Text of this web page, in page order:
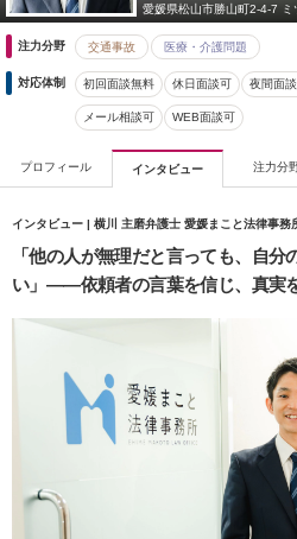
愛媛県松山市勝山町2-4-7
注力分野 交通事故 医療・介護問題
対応体制 初回面談無料 休日面談可 夜間面
メール相談可 WEB面談可
プロフィール インタビュー 注力分
インタビュー | 横川 主磨弁護士 愛媛まこと法律事務
「他の人が無理だと言っても、自
い」——依頼者の言葉を信じ、真実